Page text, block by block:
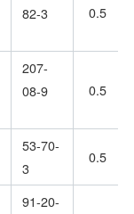
82-3
0.5
207-
08-9
0.5
53-70-
3
0.5
91-20-